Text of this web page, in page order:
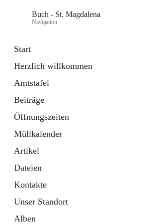
Buch - St. Magdalena
Navigation
Start
Herzlich willkommen
Amtstafel
Beiträge
Öffnungszeiten
Müllkalender
Artikel
Dateien
Kontakte
Unser Standort
Alben